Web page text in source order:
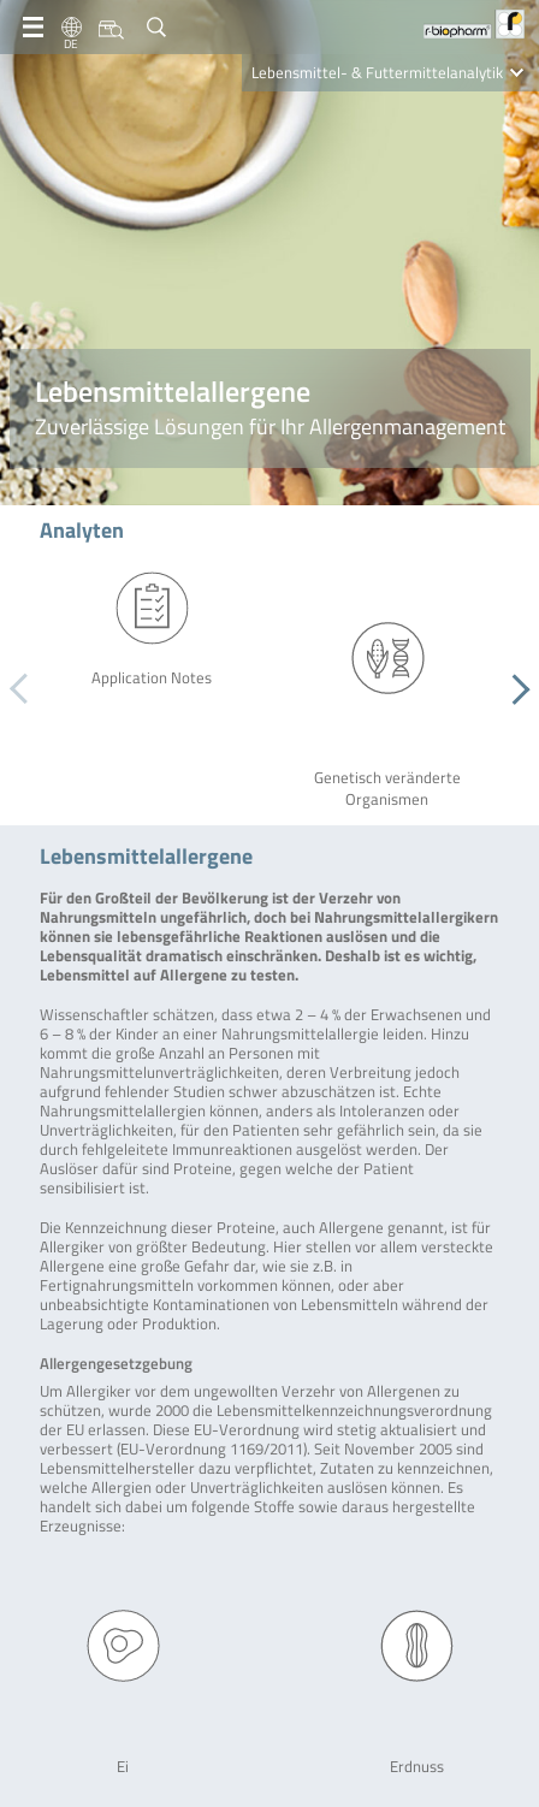
DE
Lebensmittel- & Futtermittelanalytik
Clinical Diagnostics
R-Biopharm AG
Nutrition Care
Lebensmittelallergene
Zuverlässige Lösungen für Ihr Allergenmanagement
Analyten
Application Notes
Genetisch veränderte
Organismen
Lebensmittelallergene
Für den Großteil der Bevölkerung ist der Verzehr von
Nahrungsmitteln ungefährlich, doch bei Nahrungsmittelallergikern
können sie lebensgefährliche Reaktionen auslösen und die
Lebensqualität dramatisch einschränken. Deshalb ist es wichtig,
Lebensmittel auf Allergene zu testen.
Wissenschaftler schätzen, dass etwa 2 – 4 % der Erwachsenen und
6 – 8 % der Kinder an einer Nahrungsmittelallergie leiden. Hinzu
kommt die große Anzahl an Personen mit
Nahrungsmittelunverträglichkeiten, deren Verbreitung jedoch
aufgrund fehlender Studien schwer abzuschätzen ist. Echte
Nahrungsmittelallergien können, anders als Intoleranzen oder
Unverträglichkeiten, für den Patienten sehr gefährlich sein, da sie
durch fehlgeleitete Immunreaktionen ausgelöst werden. Der
Auslöser dafür sind Proteine, gegen welche der Patient
sensibilisiert ist.
Die Kennzeichnung dieser Proteine, auch Allergene genannt, ist für
Allergiker von größter Bedeutung. Hier stellen vor allem versteckte
Allergene eine große Gefahr dar, wie sie z.B. in
Fertignahrungsmitteln vorkommen können, oder aber
unbeabsichtigte Kontaminationen von Lebensmitteln während der
Lagerung oder Produktion.
Allergengesetzgebung
Um Allergiker vor dem ungewollten Verzehr von Allergenen zu
schützen, wurde 2000 die Lebensmittelkennzeichnungsverordnung
der EU erlassen. Diese EU-Verordnung wird stetig aktualisiert und
verbessert (EU-Verordnung 1169/2011). Seit November 2005 sind
Lebensmittelhersteller dazu verpflichtet, Zutaten zu kennzeichnen,
welche Allergien oder Unverträglichkeiten auslösen können. Es
handelt sich dabei um folgende Stoffe sowie daraus hergestellte
Erzeugnisse:
Ei Erdnuss